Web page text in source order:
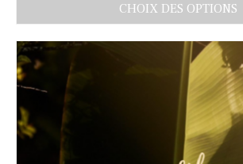
CHOIX DES OPTIONS
produit
plusieurs
variations.
Les